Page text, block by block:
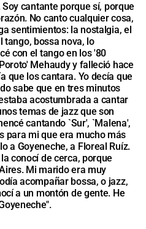
cantante porque sí, porque
No canto cualquier cosa,
sentimientos: la nostalgia, el
tango, bossa nova, lo
con el tango en los '80
Mehaudy y falleció hace
que los cantara. Yo decía que
sabe que en tres minutos
acostumbrada a cantar
temas de jazz que son
cantando `Sur', `Malena',
para mi que era mucho más
a Goyeneche, a Floreal Ruíz.
conocí de cerca, porque
Mi marido era muy
acompañar bossa, o jazz,
a un montón de gente. He